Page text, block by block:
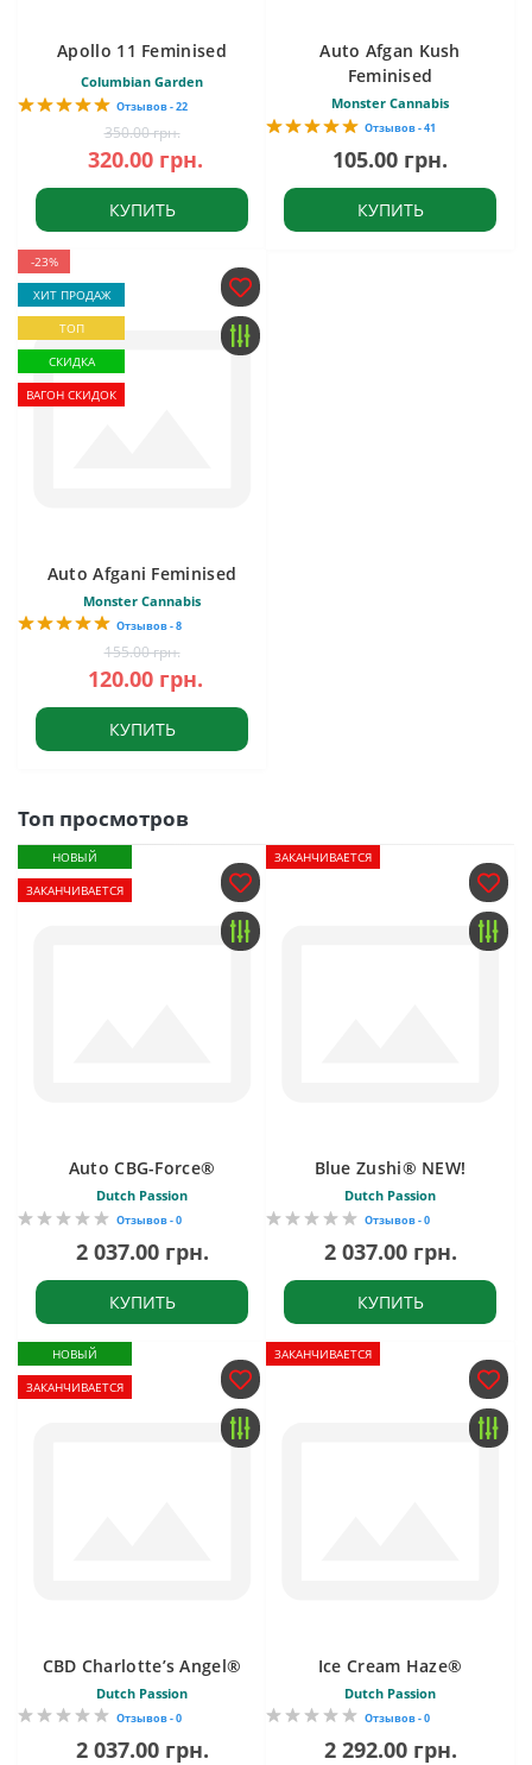
Apollo 11 Feminised
Columbian Garden
Отзывов - 22
350.00 грн.
320.00 грн.
КУПИТЬ
Auto Afgan Kush
Feminised
Monster Cannabis
Отзывов - 41
105.00 грн.
КУПИТЬ
-23%
ХИТ ПРОДАЖ
ТОП
СКИДКА
ВАГОН СКИДОК
Auto Afgani Feminised
Monster Cannabis
Отзывов - 8
155.00 грн.
120.00 грн.
КУПИТЬ
Топ просмотров
НОВЫЙ
ЗАКАНЧИВАЕТСЯ
Auto CBG-Force®
Dutch Passion
Отзывов - 0
2 037.00 грн.
КУПИТЬ
ЗАКАНЧИВАЕТСЯ
Blue Zushi® NEW!
Dutch Passion
Отзывов - 0
2 037.00 грн.
КУПИТЬ
НОВЫЙ
ЗАКАНЧИВАЕТСЯ
CBD Charlotte’s Angel®
Dutch Passion
Отзывов - 0
2 037.00 грн.
ЗАКАНЧИВАЕТСЯ
Ice Cream Haze®
Dutch Passion
Отзывов - 0
2 292.00 грн.